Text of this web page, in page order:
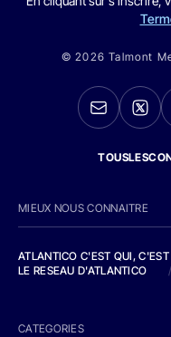
© 2026 Talmont
MIEUX NOUS CONNAITRE
ATLANTICO C'EST QUI,
LE RESEAU D'ATLANTICO
/
CATEGORIES